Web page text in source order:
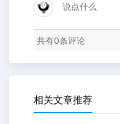
说点什么
共有0条评论
相关文章推荐